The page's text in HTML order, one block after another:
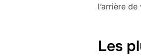
l’arrière
Les